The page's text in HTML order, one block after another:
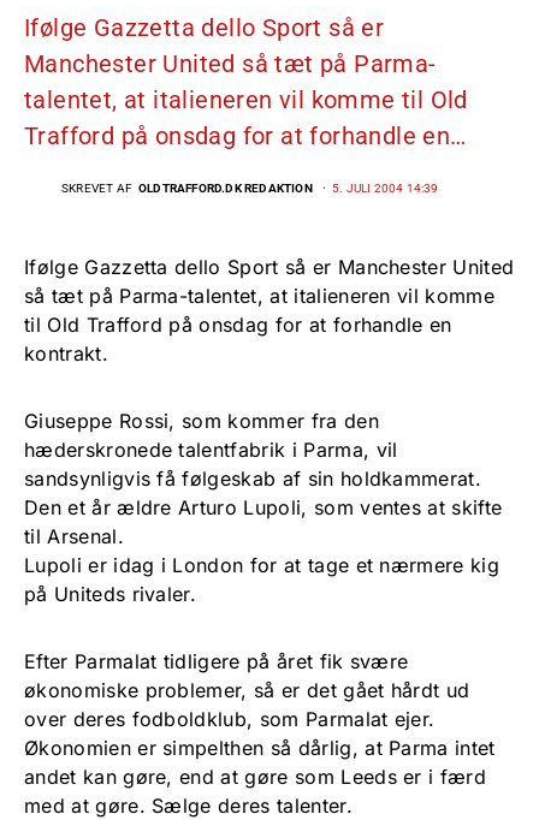
Ifølge Gazzetta dello Sport så er
Manchester United så tæt på Parma-
talentet, at italieneren vil komme til Old
Trafford på onsdag for at forhandle en…
SKREVET AF OLDTRAFFORD.DK REDAKTION 5. JULI 2004 14:39
Ifølge Gazzetta dello Sport så er Manchester United
så tæt på Parma-talentet, at italieneren vil komme
til Old Trafford på onsdag for at forhandle en
kontrakt.
Giuseppe Rossi, som kommer fra den
hæderskronede talentfabrik i Parma, vil
sandsynligvis få følgeskab af sin holdkammerat.
Den et år ældre Arturo Lupoli, som ventes at skifte
til Arsenal.
Lupoli er idag i London for at tage et nærmere kig
på Uniteds rivaler.
Efter Parmalat tidligere på året fik svære
økonomiske problemer, så er det gået hårdt ud
over deres fodboldklub, som Parmalat ejer.
Økonomien er simpelthen så dårlig, at Parma intet
andet kan gøre, end at gøre som Leeds er i færd
med at gøre. Sælge deres talenter.